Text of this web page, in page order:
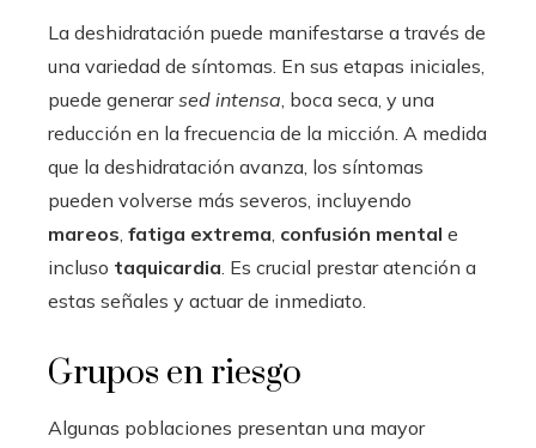
La deshidratación puede manifestarse a través de
una variedad de síntomas. En sus etapas iniciales,
puede generarsed intensa, boca seca, y una
reducción en la frecuencia de la micción. A medida
que la deshidratación avanza, los síntomas
pueden volverse más severos, incluyendo
mareos, fatiga extrema, confusión mental e
incluso taquicardia. Es crucial prestar atención a
estas señales y actuar de inmediato.
Grupos en riesgo
Algunas poblaciones presentan una mayor